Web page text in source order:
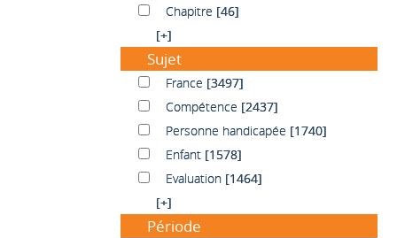
ChapitreChapitre [46]
[+]
Sujet
FranceFrance [3497]
Compétence
Compétence [2437]
Personne handicapée
Personne handicapée [1740]
EnfantEnfant [1578]
EvaluationEvaluation [1464]
[+]
Période